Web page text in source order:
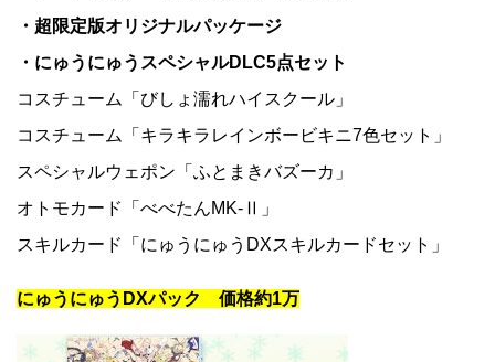
・超限定版オリジナルパッケージ
・にゅうにゅうスペシャルDLC5点セット
コスチューム「びしょ濡れハイスクール」
コスチューム「キラキラレインボービキニ7色セット」
スペシャルウェポン「ふとまきバズーカ」
オトモカード「べべたんMK-Ⅱ」
スキルカード「にゅうにゅうDXスキルカードセット」
にゅうにゅうDXパック 価格約1万